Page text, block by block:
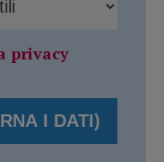
privacy